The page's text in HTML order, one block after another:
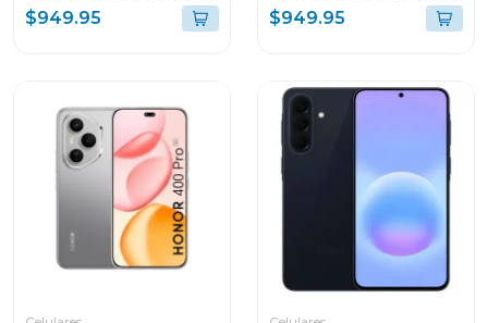
DE ALMACENAMIENTO
Y 12GB DE RAM COLOR
$949.95
DE ALMACENAMIENTO
Y 12GB DE RAM COLOR
$949.95